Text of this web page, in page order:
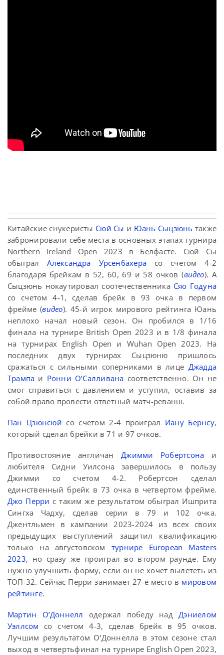
Китайские снукеристы Сюй Сы и Юань Сыцзюнь также
забронировали себе места в основных этапах турнира
Northern Ireland Open 2023 в Белфасте. Сюй Сы
обыгралАлександра Урсенбахера со счетом 4-2
благодаря брейкам в 52, 60, 69 и 58 очков (видео). А
Сыцзюнь нокаутировал соотечественника Сяо Годуна
со счетом 4-1, сделав брейк в 93 очка в первом
фрейме (видео). 45-й игрок мирового рейтинга Юань
неплохо начал новый сезон. Он пробился в 1/16
финала на турнире British Open 2023 и в 1/8 финала
на турнирах English Open и Wuhan Open 2023. На
последних двух турнирах Сыцзюню пришлось
сражаться с сильными соперниками в лице Джадда
Трампа и Ронни О’Салливана соответственно. Он не
смог справиться с давлением и уступил, оставив за
собой право провести ответный матч-реванш.
Пан Цзюнсюй со счетом 2-4 проиграл Иану Бернсу,
который сделал брейки в 71 и 97 очков.
Противостояние англичанДжимми Робертсона и
любителя Сидни Уилсона завершилось в пользу
Джимми со счетом 4-2. Робертсон сделал
единственный брейк в 73 очка в четвертом фрейме.
Джо Перри с таким же результатом обыграл Ишприта
Сингха Чадху, сделав серии в 79 и 102 очка.
Джентльмен в кампании 2023-2024 из всех своих
предыдущих выступлений защитил квалификацию
только на августовском турнире European Masters
2023, но сразу же проиграл во втором раунде. Ему
нужно улучшить форму, если он не хочет вылететь из
ТОП-32. Сейчас Перри занимает 27-е место в мировом
рейтинге.
Мартин О’Доннелл одержал победу надДэниелом
Уэллсом со счетом 4-3, сделав брейк в 95 очков.
Лучшим результатом О’Доннелла в этом сезоне стал
выход в четвертьфинал на турнире English Open 2023,